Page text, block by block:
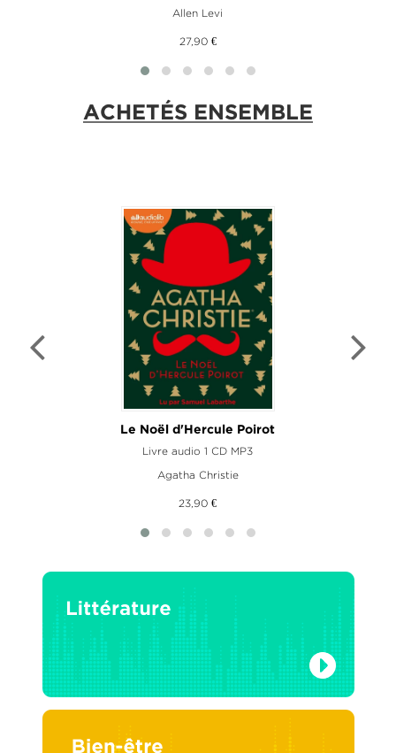
Allen Levi
27,90 €
ACHETÉS ENSEMBLE
Le Noël d'Hercule Poirot
Livre audio 1 CD MP3
Agatha Christie
23,90 €